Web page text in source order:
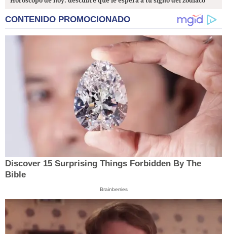
CONTENIDO PROMOCIONADO
Discover 15 Surprising Things Forbidden By The
Bible
Brainberries